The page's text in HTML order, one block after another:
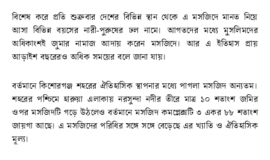
বিশেষ করে প্রতি শুক্রবার দেশের বিভিন্ন স্থান থেকে এ মসজিদে মানত নিয়ে
আসা বিভিন্ন বয়সের নারী-পুরুষের ঢল নামে। আগতদের মধ্যে মুসলিমদের
অধিকাংশই জুমার নামাজ আদায় করেন মসজিদে। আর এ ইতিহাস প্রায়
আড়াইশ বছরেরও অধিক সময়ের বলে জানা যায়।
বর্তমানে কিশোরগঞ্জ শহরের ঐতিহাসিক স্থাপনার মধ্যে পাগলা মসজিদ অন্যতম।
শহরের পশ্চিমে হারুয়া এলাকায় নরসুন্দা নদীর তীরে মাত্র ১০ শতাংশ জমির
ওপর মসজিদটি গড়ে উঠলেও বর্তমানে মসজিদ কমপ্লেক্সটি ৩ একর ৮৮ শতাংশ
জায়গা আছে। এ মসজিদের পরিধির সঙ্গে সঙ্গে বেড়েছে এর খ্যাতি ও ঐতিহাসিক
মূল্য।